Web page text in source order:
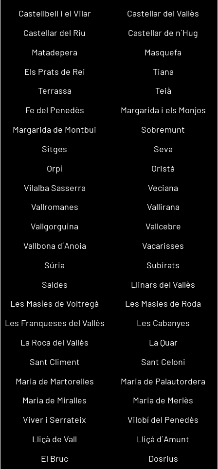
Castellbell i el Vilar
Castellar del Vallès
Castellar del Riu
Castellar de n´Hug
Matadepera
Masquefa
Els Prats de Rei
Tiana
Terrassa
Teià
Fe del Penedès
Margarida i els Monjos
Margarida de Montbui
Sobremunt
Sitges
Seva
Orpí
Oristà
Vilalba Sasserra
Veciana
Vallromanes
Vallirana
Vallgorguina
Vallcebre
Vallbona d´Anoia
Vacarisses
Súria
Subirats
Saldes
Llinars del Vallès
Les Masíes de Voltregà
Les Masies de Roda
Les Franqueses del Vallès
Les Cabanyes
La Roca del Vallès
La Quar
Sant Climent
Sant Celoni
Maria de Martorelles
Maria de Palautordera
Maria de Miralles
Maria de Merlès
Viver i Serrateix
Vilobí del Penedès
Lliçà de Vall
Lliçà d´Amunt
El Bruc
Dosrius